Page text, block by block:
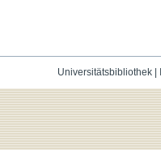
Universitätsbibliothek|